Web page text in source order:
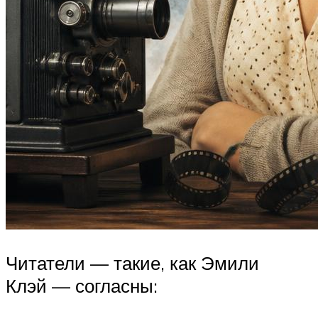
Читатели — такие, как Эмили
Клэй — согласны: